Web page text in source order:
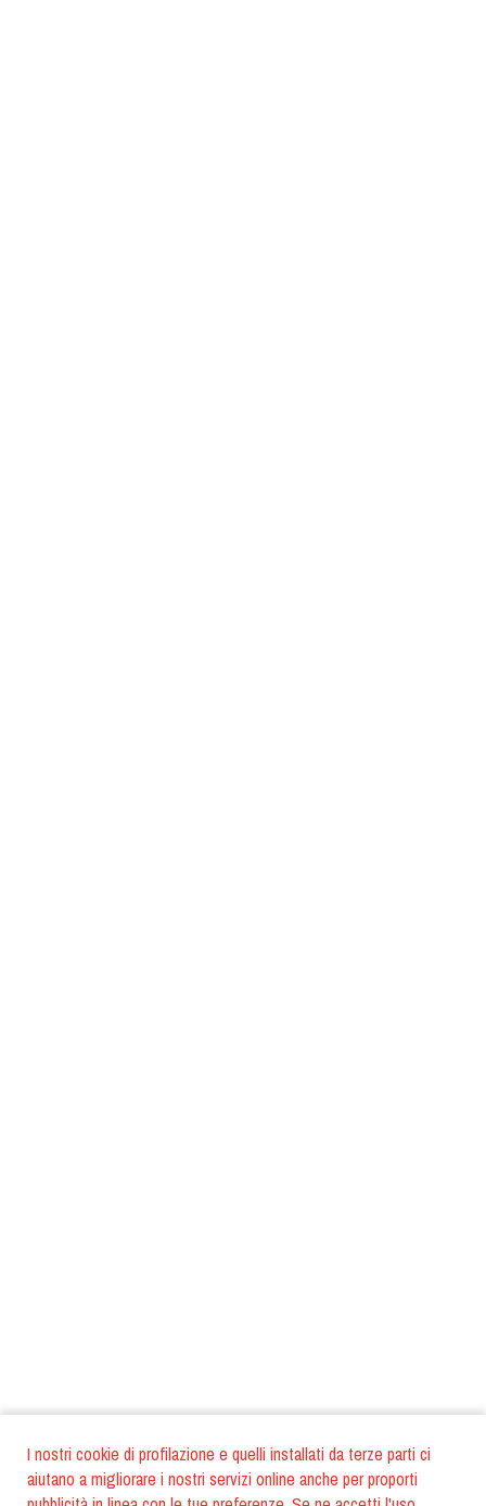
I nostri cookie di profilazione e quelli installati da terze parti ci
aiutano a migliorare i nostri servizi online anche per proporti